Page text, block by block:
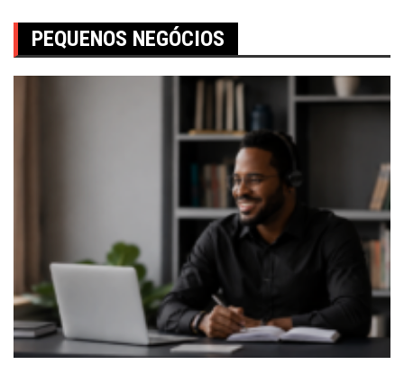
PEQUENOS NEGÓCIOS